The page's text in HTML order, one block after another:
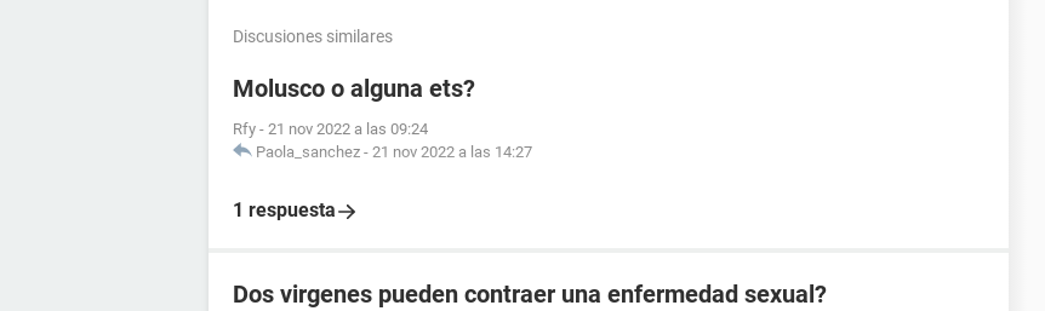
Discusiones similares
Molusco o alguna ets?
Rfy - 21 nov 2022 a las 09:24
Paola_sanchez - 21 nov 2022 a las 14:27
1 respuesta
Dos virgenes pueden contraer una enfermedad sexual?